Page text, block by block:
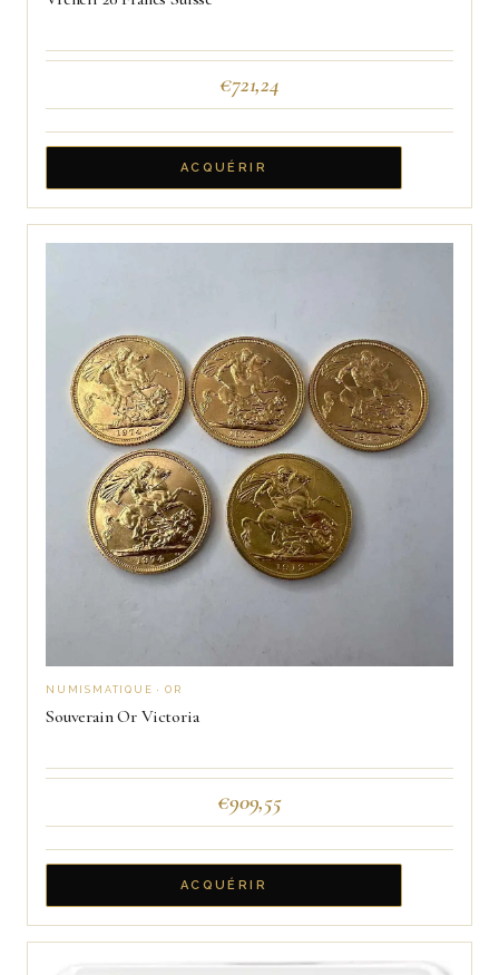
€721,24
ACQUÉRIR
NUMISMATIQUE · OR
Souverain Or Victoria
€909,55
ACQUÉRIR